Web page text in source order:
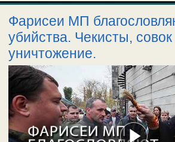
Фарисеи МП
убийства. Чекисты, совок
уничтожение.